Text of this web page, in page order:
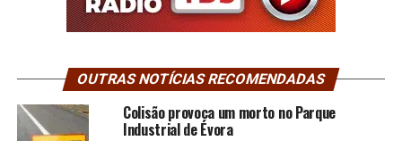
OUTRAS NOTÍCIAS RECOMENDADAS
Colisão provoca um morto no Parque
Industrial de Évora